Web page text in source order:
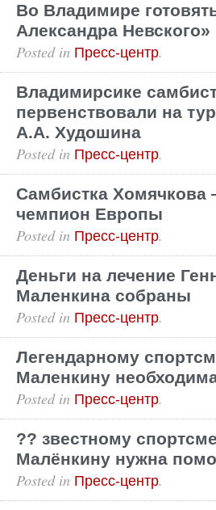
Во Владимире
Александра Невского»
Posted in Пресс-центр.
Владимирсике
первенствовали на
А.А. Худошина
Posted in Пресс-центр.
Самбистка Хомячкова
чемпион Европы
Posted in Пресс-центр.
Деньги на лечение
Маленкина собраны
Posted in Пресс-центр.
Легендарному
Маленкину
Posted in Пресс-центр.
?? звестному
Малёнкину нужна
Posted in Пресс-центр.